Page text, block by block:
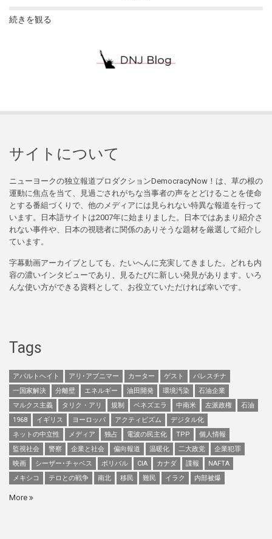
続きを観る
サイトについて
ニューヨークの独立報道プロダクションDemocracyNow！は、草の根の
運動に焦点を当て、見過ごされがちな当事者の声をとどけることを使命
とする番組づくりで、他のメディアには見られない特異な報道を行って
います。日本語サイトは2007年に始まりました。日本ではあまり紹介さ
れない事件や、日本の視聴者に関係のありそうな題材を厳選して紹介し
ています。
字幕動画アーカイブとしても、たいへんに充実してきました。どれも内
容の濃いインタビューであり、見るたびに新しい発見があります。いろ
んな使い方ができる資料として、お役立ていただければ幸いです。
Tags
アパルトヘイト アリ･アブニマー カーター ゲスト
パレスチナ
一国家解決
分離壁 エネルギー 油田開発 環境汚染
石油企業
マルクス主義
タリク・アリ 規制 ベネズエラ 中南米 左派政権
石油
1968
イギリス ヨーロッパ アクティビズム
デジタル化
ネットの中立性
メディア 独占 電波の民主化 TPP
個人情報
監視社会
警察 企業と社会 偏向報道 温暖化 二大政党
企業犯罪
映画
シーザー･チャベス ボリバル CIA カナダ 諜報
NAFTA
メキシコ
テロとの戦争 南北 移民 難民 イラク 内部被爆
More